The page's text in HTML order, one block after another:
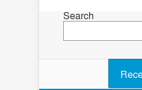
Search